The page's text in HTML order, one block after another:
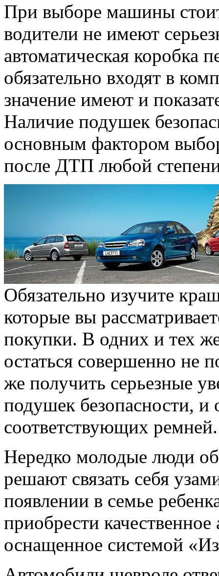
При выборе машины
водители не имеют
автоматическая коробка
обязательно входят в
значение имеют и
Наличие подушек
основным фактором
после ДТП любой
Обязательно изучите
которые вы
покупки. В одних и тех
остаться совершенно не
же получить серьезные
подушек безопасности, и
соответствующих ремней.
Нередко молодые люди
решают связать себя
появлении в семье
приобрести
оснащенное системой